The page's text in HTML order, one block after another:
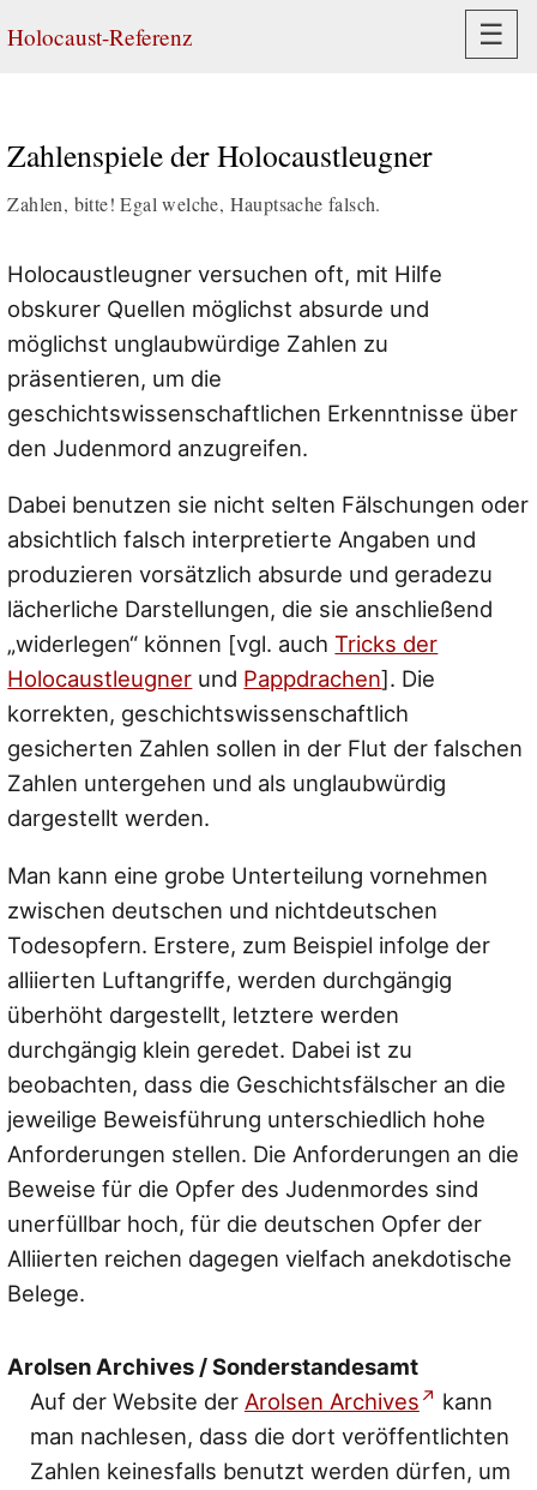
Holocaust-Referenz ☰
Zahlenspiele der Holocaustleugner
Zahlen, bitte! Egal welche, Hauptsache falsch.
Holocaustleugner versuchen oft, mit Hilfe
obskurer Quellen möglichst absurde und
möglichst unglaubwürdige Zahlen zu
präsentieren, um die
geschichtswissenschaftlichen Erkenntnisse über
den Judenmord anzugreifen.
Dabei benutzen sie nicht selten Fälschungen oder
absichtlich falsch interpretierte Angaben und
produzieren vorsätzlich absurde und geradezu
lächerliche Darstellungen, die sie anschließend
„widerlegen“ können [vgl. auchTricks der
Holocaustleugner und Pappdrachen]. Die
korrekten, geschichtswissenschaftlich
gesicherten Zahlen sollen in der Flut der falschen
Zahlen untergehen und als unglaubwürdig
dargestellt werden.
Man kann eine grobe Unterteilung vornehmen
zwischen deutschen und nichtdeutschen
Todesopfern. Erstere, zum Beispiel infolge der
alliierten Luftangriffe, werden durchgängig
überhöht dargestellt, letztere werden
durchgängig klein geredet. Dabei ist zu
beobachten, dass die Geschichtsfälscher an die
jeweilige Beweisführung unterschiedlich hohe
Anforderungen stellen. Die Anforderungen an die
Beweise für die Opfer des Judenmordes sind
unerfüllbar hoch, für die deutschen Opfer der
Alliierten reichen dagegen vielfach anekdotische
Belege.
Arolsen Archives / Sonderstandesamt
Auf der Website der Arolsen Archives
kann
man nachlesen, dass die dort veröffentlichten
Zahlen keinesfalls benutzt werden dürfen, um